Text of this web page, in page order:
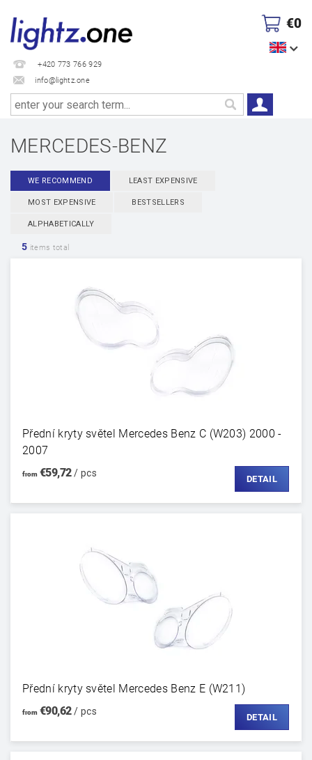
+420 773 766 929
info@lightz.one
€0
MERCEDES-BENZ
WE RECOMMEND LEAST EXPENSIVE
MOST EXPENSIVE BESTSELLERS
ALPHABETICALLY
5 items total
Přední kryty světel Mercedes Benz C (W203) 2000 -
2007
from€59,72/ pcs
DETAIL
Přední kryty světel Mercedes Benz E (W211)
from€90,62/ pcs
DETAIL